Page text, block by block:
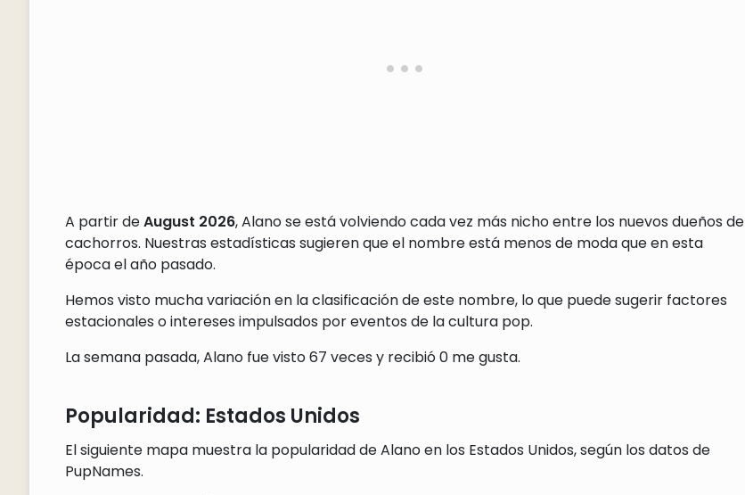
A partir deAugust 2026, Alano se está volviendo cada vez más nicho entre los nuevos dueños de
cachorros. Nuestras estadísticas sugieren que el nombre está menos de moda que en esta
época el año pasado.
Hemos visto mucha variación en la clasificación de este nombre, lo que puede sugerir factores
estacionales o intereses impulsados por eventos de la cultura pop.
La semana pasada, Alano fue visto 67 veces y recibió 0 me gusta.
Popularidad: Estados Unidos
El siguiente mapa muestra la popularidad de Alano en los Estados Unidos, según los datos de
PupNames.